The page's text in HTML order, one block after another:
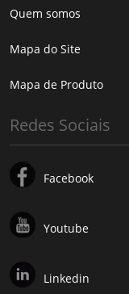
Quem somos
Mapa do Site
Mapa de Produto
Redes Sociais
Facebook
Youtube
Linkedin